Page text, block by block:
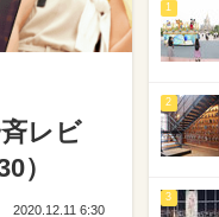
レビ
）
2020.12.11 6:30
1
2
3